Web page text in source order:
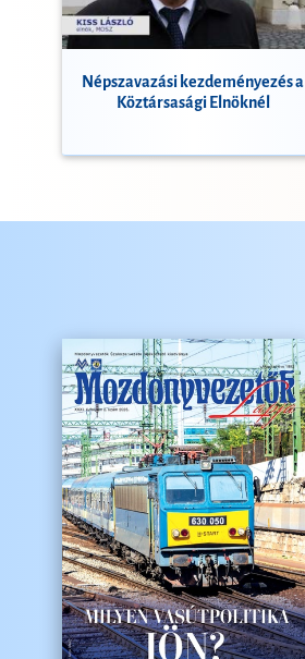
Népszavazási kezdeményezés a
Köztársasági Elnöknél